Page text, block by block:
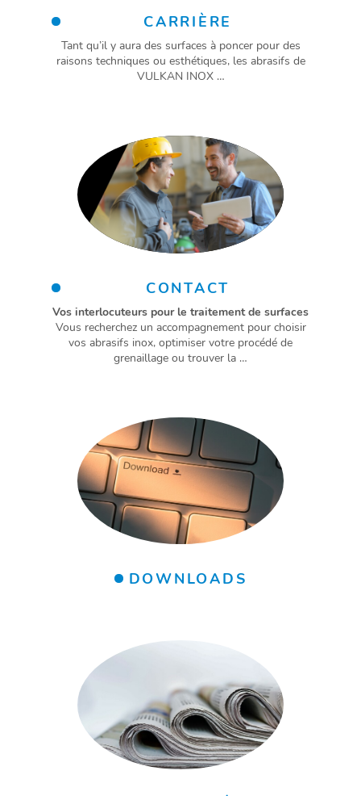
CARRIÈRE
Tant qu’il y aura des surfaces à poncer pour des
raisons techniques ou esthétiques, les abrasifs de
VULKAN INOX …
CONTACT
Vos interlocuteurs pour le traitement de surfaces
Vous recherchez un accompagnement pour choisir
vos abrasifs inox, optimiser votre procédé de
grenaillage ou trouver la …
DOWNLOADS